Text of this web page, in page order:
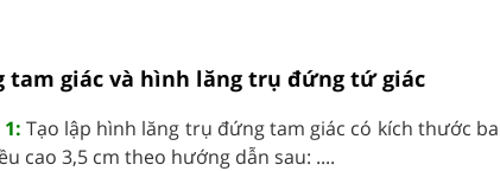
tam giác và hình lăng trụ đứng tứ giác
Tạo lập hình lăng trụ đứng tam giác có kích thước ba
cao 3,5 cm theo hướng dẫn sau: ....